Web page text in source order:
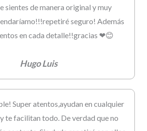
sientes de manera original y muy
seguro! Además
en cada detalle!!gracias ❤😊
Hugo Luis
Super atentos,ayudan en cualquier
te facilitan todo. De verdad que no